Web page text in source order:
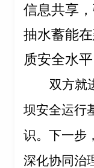
信息共享
抽水蓄能
质安全水平
双方就
坝安全运行
识。下一步
深化协同治